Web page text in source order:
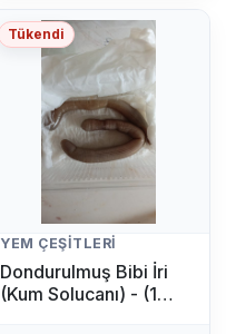
Tükendi
YEM ÇEŞITLERI
Dondurulmuş Bibi İri
(Kum Solucanı) - (1